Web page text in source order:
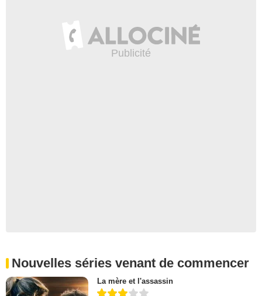
Nouvelles séries venant de commencer
La mère et l'assassin